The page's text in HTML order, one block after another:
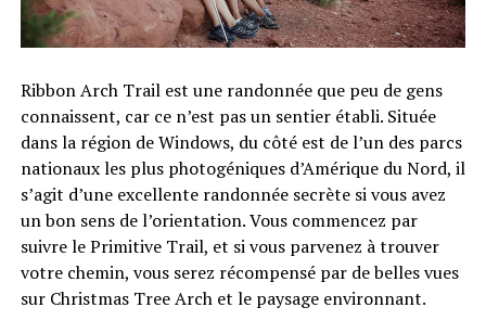
Ribbon Arch Trail est une randonnée que peu de gens
connaissent, car ce n’est pas un sentier établi. Située
dans la région de Windows, du côté est de l’un des parcs
nationaux les plus photogéniques d’Amérique du Nord, il
s’agit d’une excellente randonnée secrète si vous avez
un bon sens de l’orientation. Vous commencez par
suivre le Primitive Trail, et si vous parvenez à trouver
votre chemin, vous serez récompensé par de belles vues
sur Christmas Tree Arch et le paysage environnant.